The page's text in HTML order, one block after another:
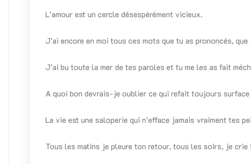
L’amour est un cercle désespérément vicieux.
J’ai encore en moi tous ces mots que tu as prononcés,
J’ai bu toute la mer de tes paroles et tu me les as fait
A quoi bon devrais-je oublier ce qui refait toujours surface
La vie est une saloperie qui n’efface jamais vraiment tes
Tous les matins je pleure ton retour, tous les soirs, je crie